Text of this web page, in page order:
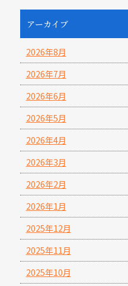
アーカイブ
2026年8月
2026年7月
2026年6月
2026年5月
2026年4月
2026年3月
2026年2月
2026年1月
2025年12月
2025年11月
2025年10月